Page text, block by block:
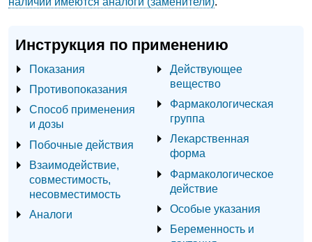
Инструкция по применению
Показания
Противопоказания
Способ применения
и дозы
Побочные действия
Взаимодействие,
совместимость,
несовместимость
Аналоги
Действующее
вещество
Фармакологическая
группа
Лекарственная
форма
Фармакологическое
действие
Особые указания
Беременность и